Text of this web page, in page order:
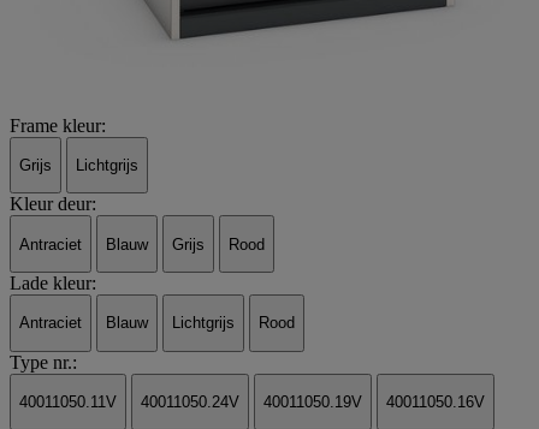
Frame kleur:
Grijs Lichtgrijs
Kleur deur:
Antraciet Blauw Grijs Rood
Lade kleur:
Antraciet Blauw Lichtgrijs Rood
Type nr.:
40011050.11V 40011050.24V 40011050.19V 40011050.16V